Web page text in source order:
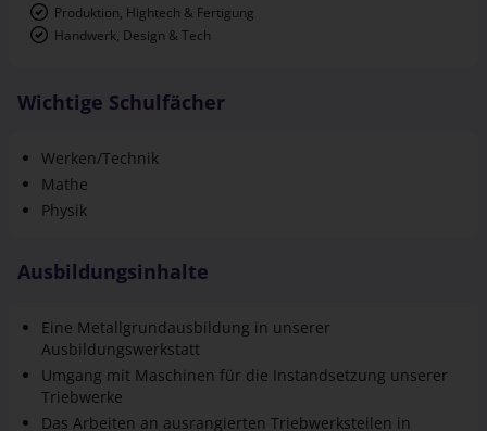
Produktion, Hightech & Fertigung
Handwerk, Design & Tech
Wichtige Schulfächer
Werken/Technik
Mathe
Physik
Ausbildungsinhalte
Eine Metallgrundausbildung in unserer
Ausbildungswerkstatt
Umgang mit Maschinen für die Instandsetzung unserer
Triebwerke
Das Arbeiten an ausrangierten Triebwerksteilen in